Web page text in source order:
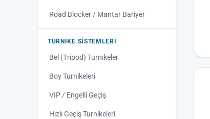
Road Blocker / Mantar Bariyer
TURNIKE SISTEMLERI
Bel (Tripod) Turnikeler
Boy Turnikeleri
VIP / Engelli Geçiş
Hızlı Geçiş Turnikeleri